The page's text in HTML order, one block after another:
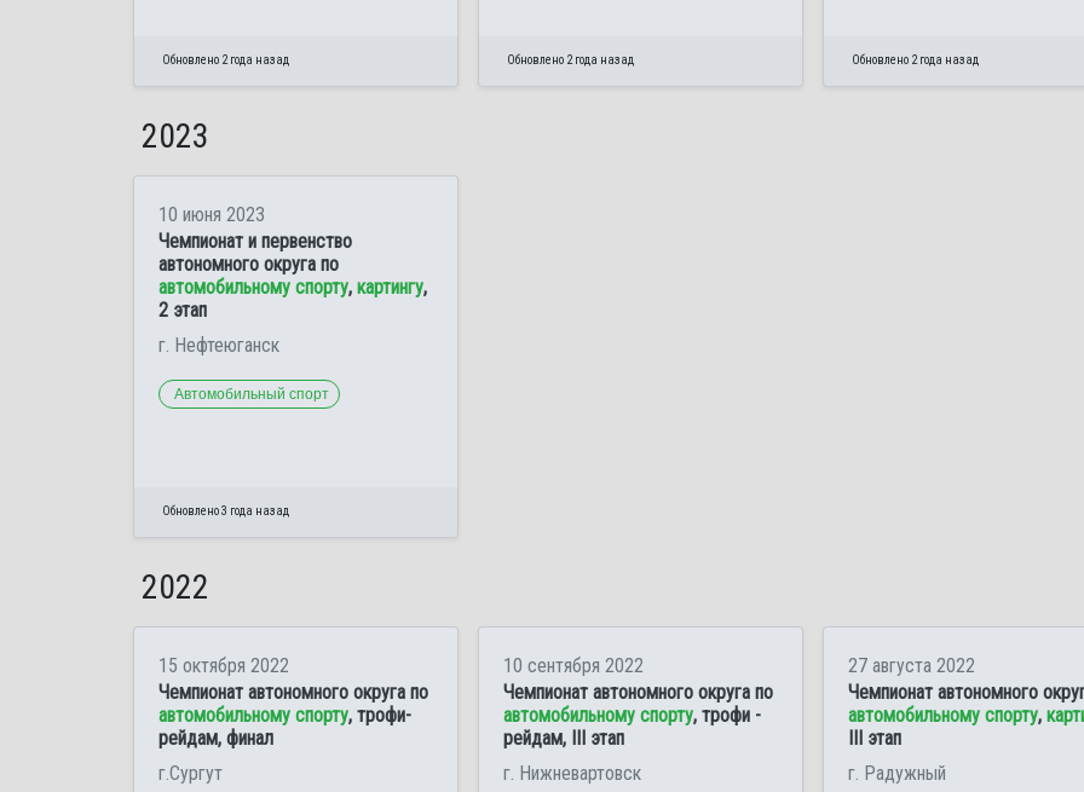
Обновлено 2 года назад Обновлено 2 года назад Обновлено 2 года назад
2023
10 июня 2023
Чемпионат и первенство
автономного округа по
автомобильному спорту, картингу,
2 этап
г. Нефтеюганск
Автомобильный спорт
Обновлено 3 года назад
2022
15 октября 2022
Чемпионат автономного округа по
автомобильному спорту, трофи-
рейдам, финал
г.Сургут
10 сентября 2022
Чемпионат автономного округа по
автомобильному спорту, трофи -
рейдам, III этап
г. Нижневартовск
27 августа 2022
Чемпионат автономного
автомобильному спорту,
III этап
г. Радужный